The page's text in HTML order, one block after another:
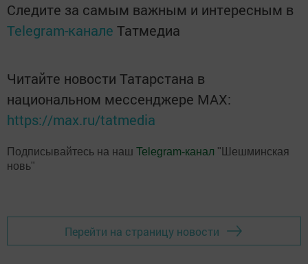
Следите за самым важным и интересным в
Telegram-канале Татмедиа
Читайте новости Татарстана в
национальном мессенджере MАХ:
https://max.ru/tatmedia
Подписывайтесь на наш Telegram-канал "Шешминская
новь"
Перейти на страницу новости